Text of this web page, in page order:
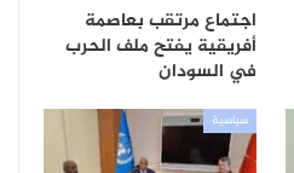
اجتماع مرتقب بعاصمة
أفريقية يفتح ملف الحرب
في السودان
سياسية